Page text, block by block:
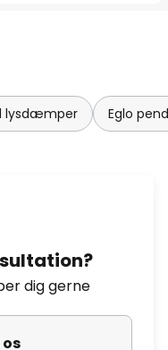
lysdæmper Eglo
dig gerne